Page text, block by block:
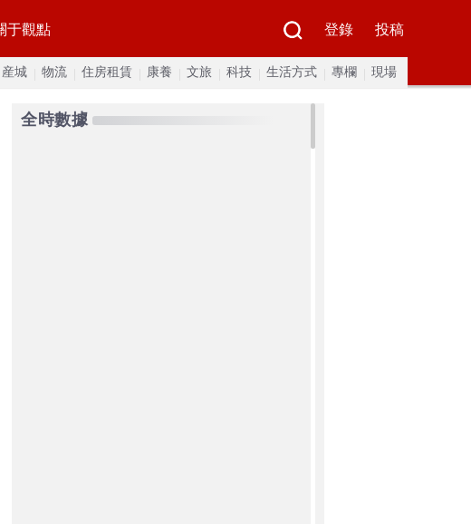
于觀點 登錄 投稿
産城 物流 住房租賃 康養 文旅 科技 生活方式 專欄 現場
全時數據